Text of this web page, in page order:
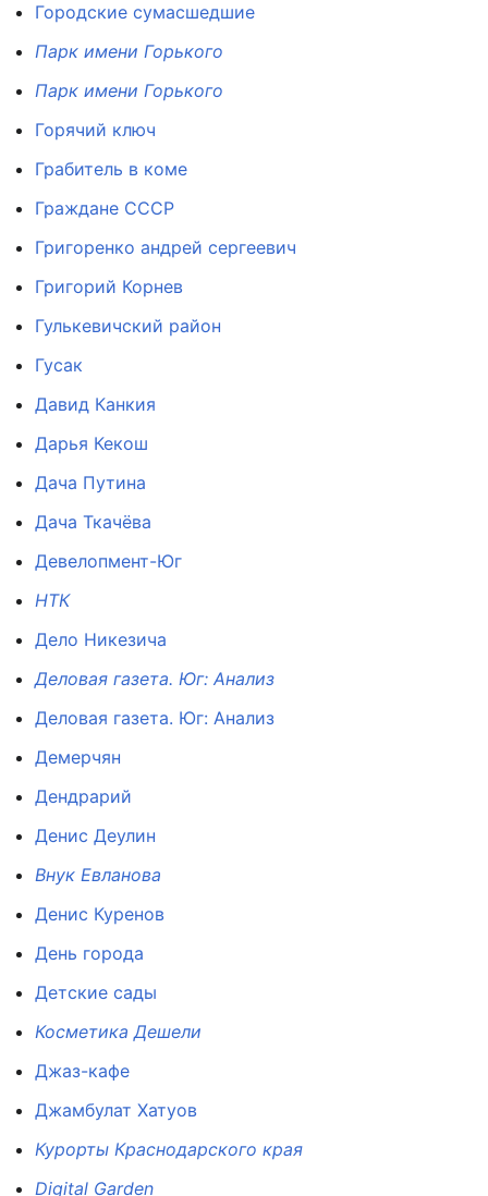
Городские сумасшедшие
Парк имени Горького
Парк имени Горького
Горячий ключ
Грабитель в коме
Граждане СССР
Григоренко андрей сергеевич
Григорий Корнев
Гулькевичский район
Гусак
Давид Канкия
Дарья Кекош
Дача Путина
Дача Ткачёва
Девелопмент-Юг
НТК
Дело Никезича
Деловая газета. Юг: Анализ
Деловая газета. Юг: Анализ
Демерчян
Дендрарий
Денис Деулин
Внук Евланова
Денис Куренов
День города
Детские сады
Косметика Дешели
Джаз-кафе
Джамбулат Хатуов
Курорты Краснодарского края
Digital Garden